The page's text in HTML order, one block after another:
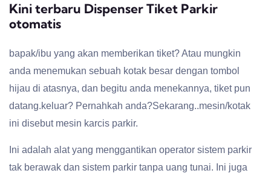
Kini terbaru Dispenser Tiket Parkir
otomatis
bapak/ibu yang akan memberikan tiket? Atau mungkin
anda menemukan sebuah kotak besar dengan tombol
hijau di atasnya, dan begitu anda menekannya, tiket pun
datang.keluar? Pernahkah anda?Sekarang..mesin/kotak
ini disebut mesin karcis parkir.
Ini adalah alat yang menggantikan operator sistem parkir
tak berawak dan sistem parkir tanpa uang tunai. Ini juga